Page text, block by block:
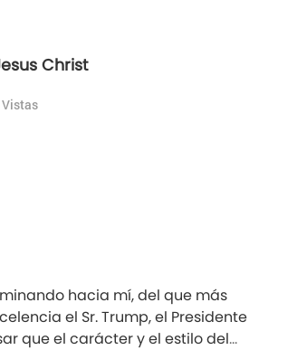
Christ
Vistas
hacia mí, del que más
el Sr. Trump, el Presidente
que el carácter y el estilo del